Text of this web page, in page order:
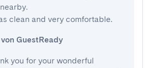
clean and very comfortable.
GuestReady
you for your wonderful